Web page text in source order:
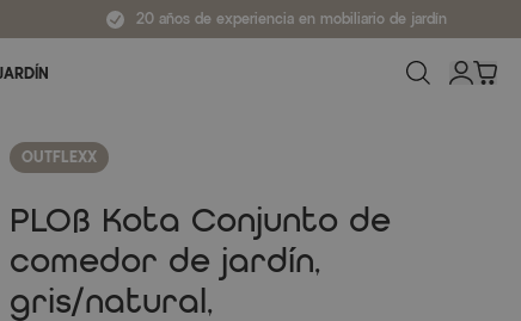
20 años de experiencia en mobiliario de jardín
OUTFLEXX
PLOß Kota Conjunto de
comedor de jardín,
gris/natural,